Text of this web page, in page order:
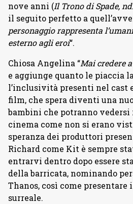
nove anni (Il Trono di Spade,
il seguito perfetto a
personaggio rappresenta
esterno agli eroi“.
Chiosa Angelina “Mai credere
e aggiunge quanto le piaccia
l’inclusività presenti nel cast
film, che spera diventi una
bambini che potranno
cinema come non si erano
speranza dei produttori
Richard come Kit è sempre
entrarvi dentro dopo essere
della barricata, nominando
Thanos, così come presentare
surreale.